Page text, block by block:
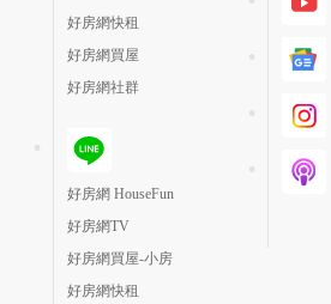
好房網快租
好房網買屋
好房網社群
好房網 HouseFun
好房網TV
好房網買屋-小房
好房網快租